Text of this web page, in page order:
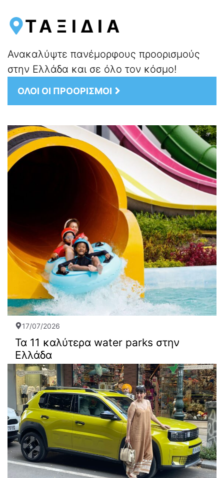
ΤΑΞΙΔΙΑ
Ανακαλύψτε πανέμορφους προορισμούς
στην Ελλάδα και σε όλο τον κόσμο!
ΟΛΟΙ ΟΙ ΠΡΟΟΡΙΣΜΟΙ
17/07/2026
Τα 11 καλύτερα water parks στην
Ελλάδα